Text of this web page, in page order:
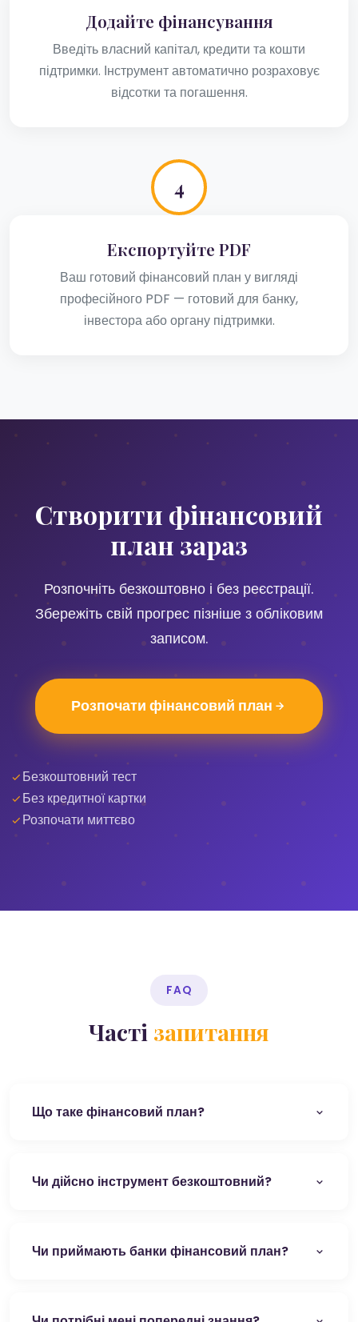
Додайте фінансування
Введіть власний капітал, кредити та кошти
підтримки. Інструмент автоматично розраховує
відсотки та погашення.
4
Експортуйте PDF
Ваш готовий фінансовий план у вигляді
професійного PDF — готовий для банку,
інвестора або органу підтримки.
Створити фінансовий
план зараз
Розпочніть безкоштовно і без реєстрації.
Збережіть свій прогрес пізніше з обліковим
записом.
Розпочати фінансовий план
Безкоштовний тест
Без кредитної картки
Розпочати миттєво
FAQ
Часті запитання
Що таке фінансовий план?
Чи дійсно інструмент безкоштовний?
Чи приймають банки фінансовий план?